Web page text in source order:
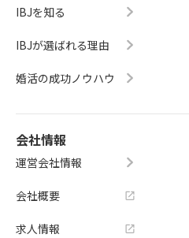
IBJを知る
IBJが選ばれる理由
婚活の成功ノウハウ
会社情報
運営会社情報
会社概要
求人情報